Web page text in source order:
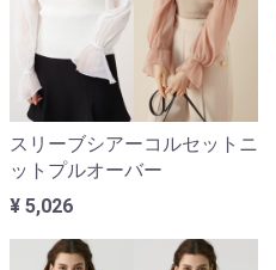
スリーブシアーコルセットニ
ットプルオーバー
¥ 5,026